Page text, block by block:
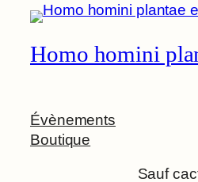
Homo homini
Évènements
Boutique
Sauf